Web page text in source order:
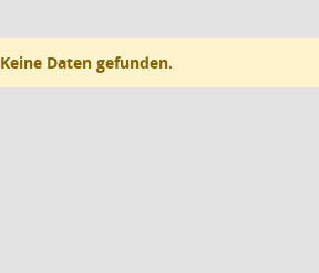
Keine Daten gefunden.